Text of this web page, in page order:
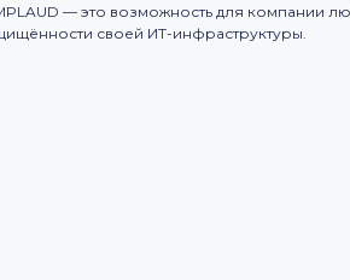
— это возможность для компании
своей ИТ-инфраструктуры.